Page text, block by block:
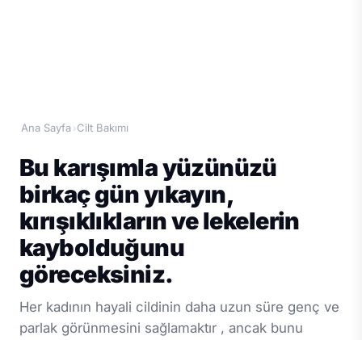
Ana Sayfa ›Cilt Bakımı
Bu karışımla yüzünüzü
birkaç gün yıkayın,
kırışıklıkların ve lekelerin
kaybolduğunu
göreceksiniz.
Her kadının hayali cildinin daha uzun süre genç ve
parlak görünmesini sağlamaktır , ancak bunu